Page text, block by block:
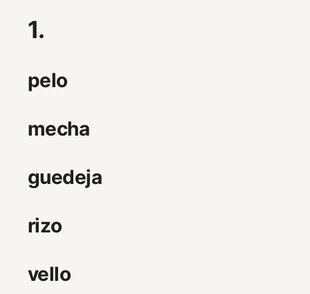
1.
pelo
mecha
guedeja
rizo
vello